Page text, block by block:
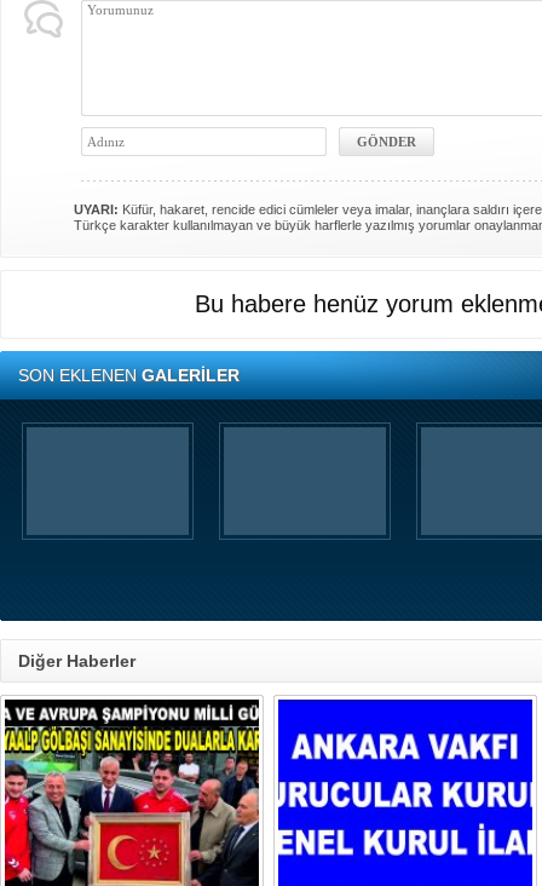
UYARI: Küfür, hakaret, rencide edici cümleler veya imalar, inançlara saldırı
Türkçe karakter kullanılmayan ve büyük harflerle yazılmış yorumlar
Bu habere henüz yorum
SON EKLENENGALERİLER
Diğer Haberler